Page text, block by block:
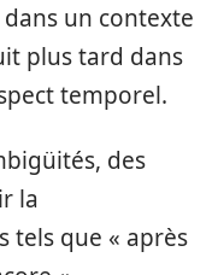
un contexte
plus tard dans
temporel.
des
la
tels que « après